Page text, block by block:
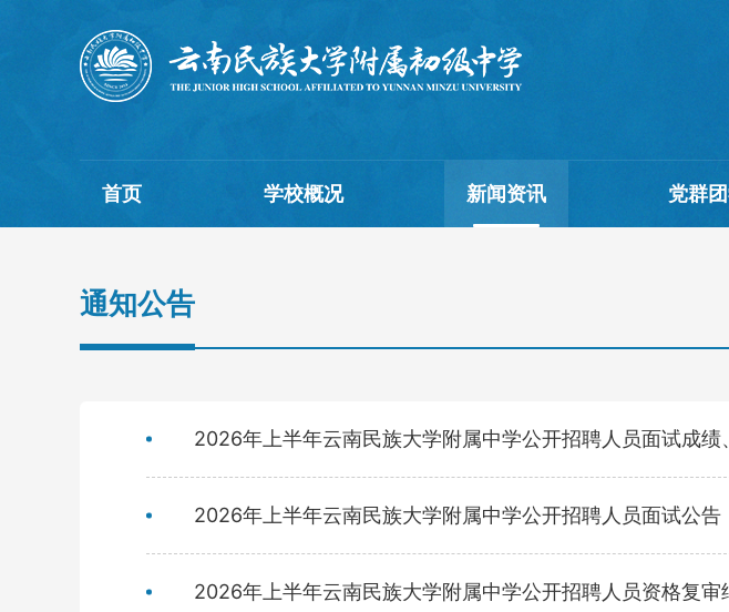
首页 学校概况 新闻资讯 党群
通知公告
2026年上半年云南民族大学附属中学公开招聘人员面试成绩
2026年上半年云南民族大学附属中学公开招聘人员面试公告
2026年上半年云南民族大学附属中学公开招聘人员资格复审